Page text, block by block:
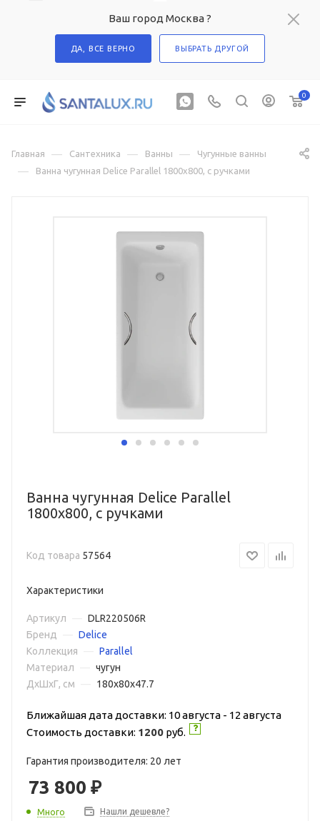
Ваш город Москва ?
ДА, ВСЕ ВЕРНО ВЫБРАТЬ ДРУГОЙ
0
Главная — Сантехника — Ванны — Чугунные ванны
— Ванна чугунная Delice Parallel 1800х800, с ручками
Ванна чугунная Delice Parallel
1800х800, с ручками
Код товара 57564
Характеристики
Артикул
DLR220506R
Бренд
Delice
Коллекция
Parallel
Материал
чугун
ДxШxГ, см
180x80x47.7
Ближайшая дата доставки: 10 августа - 12 августа
Стоимость доставки: 1200 руб.
Гарантия производителя: 20 лет
73 800 ₽
Много Нашли дешевле?